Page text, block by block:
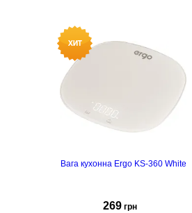
Вага кухонна Ergo KS-360 White
269 грн